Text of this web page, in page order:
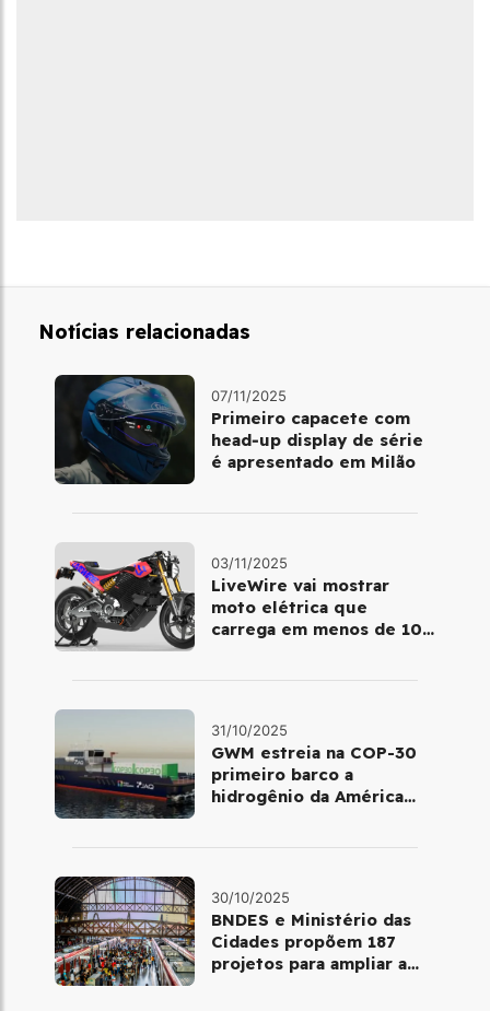
Notícias relacionadas
07/11/2025
Primeiro capacete com
head‑up display de série
é apresentado em Milão
03/11/2025
LiveWire vai mostrar
moto elétrica que
carrega em menos de 10
31/10/2025
GWM estreia na COP-30
primeiro barco a
hidrogênio da América
30/10/2025
BNDES e Ministério das
Cidades propõem 187
projetos para ampliar a